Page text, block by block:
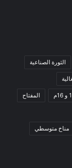
الثورة الصناعية
المفتاح
مناخ متوسطي